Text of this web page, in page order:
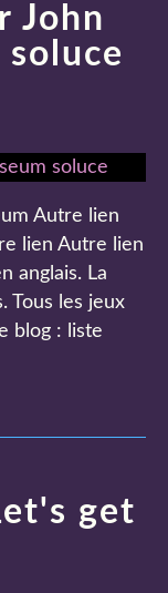
John
soluce
Autre lien
lien Autre lien
anglais. La
Tous les jeux
blog : liste
get